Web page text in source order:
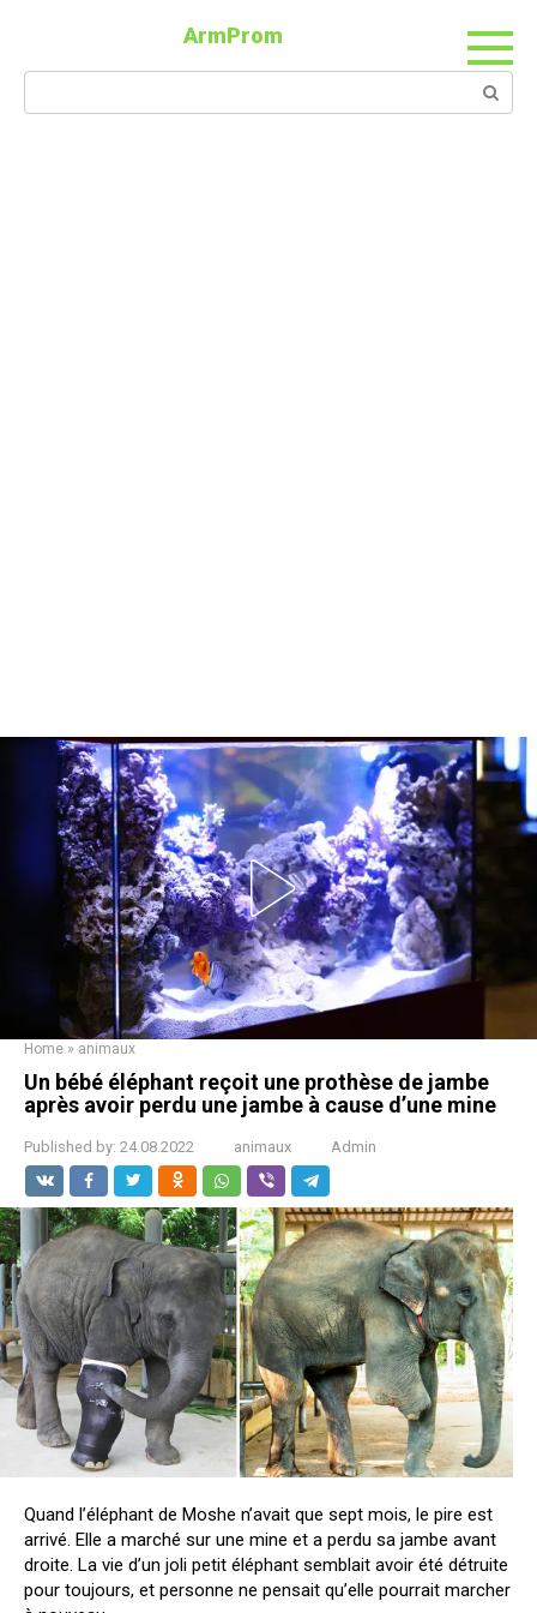
ArmProm
Home » animaux
Un bébé éléphant reçoit une prothèse de jambe
après avoir perdu une jambe à cause d’une mine
Published by: 24.08.2022 animaux Admin
Quand l’éléphant de Moshe n’avait que sept mois, le pire est
arrivé. Elle a marché sur une mine et a perdu sa jambe avant
droite. La vie d’un joli petit éléphant semblait avoir été détruite
pour toujours, et personne ne pensait qu’elle pourrait marcher